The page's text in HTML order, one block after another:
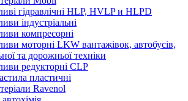
гідравлічні HLP, HVLP и HLPD
індустріальні
компресорні
моторні LKW вантажівок, автобусів,
та дорожньої техніки
редукторні CLP
пластичні
Ravenol